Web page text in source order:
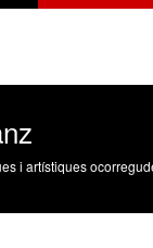
en els tres